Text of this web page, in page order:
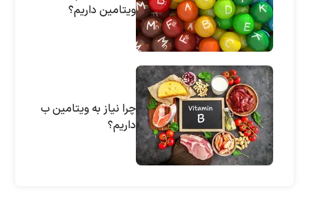
ویتامین داریم؟
چرا نیاز به ویتامین ب
داریم؟